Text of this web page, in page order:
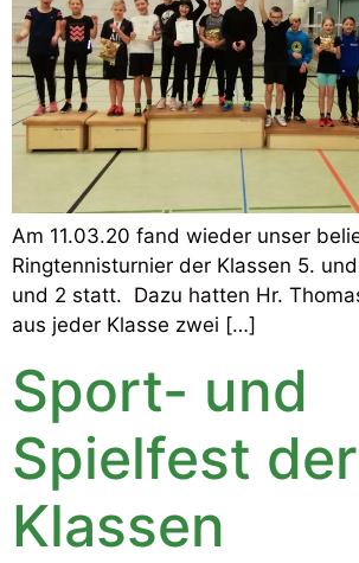
Am 11.03.20 fand wieder unser
Ringtennisturnier der Klassen 5.
und 2 statt. Dazu hatten Hr.
aus jeder Klasse zwei […]
Sport- und
Spielfest
Klassen